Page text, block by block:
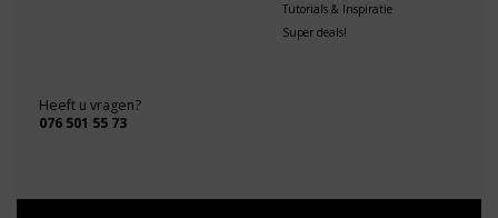
Tutorials & Inspiratie
Super deals!
Heeft u vragen?
076 501 55 73